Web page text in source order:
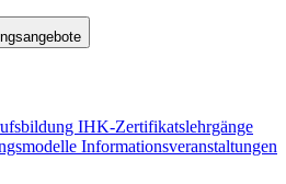
IHK-Zertifikatslehrgänge
Informationsveranstaltungen